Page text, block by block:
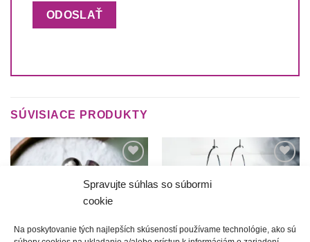
Spravujte súhlas so súbormi
cookie
Na poskytovanie tých najlepších skúseností používame technológie, ako sú
SÚVISIACE PRODUKTY
krasotinku
si prosím